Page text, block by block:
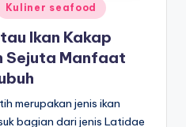
Kuliner seafood
Ikan Kakap
Sejuta Manfaat
merupakan jenis ikan
bagian dari jenis Latidae